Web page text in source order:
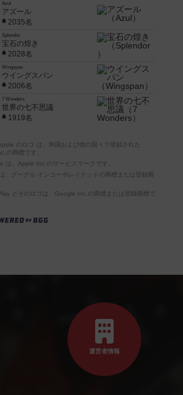
Azul
アズール
2035名
Splendor
宝石の煌き
2028名
Wingspan
ウイングスパン
2006名
7 Wonders
世界の七不思議
1919名
のロゴ は、米国および他の国々で登録された
の商標です。
は、Apple Inc.のサービスマークです。
、グーグル インコーポレイテッドの商標または登録商
とそのロゴは、Google Inc.の商標または登録商標で
運営者情報